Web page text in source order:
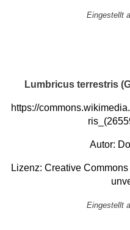
Eingestellt
Lumbricus terrestris
https://
Autor:
Lizenz: Creative Commons
Eingestellt